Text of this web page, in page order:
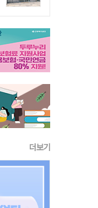
더보기